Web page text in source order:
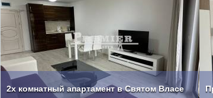
2х комнатный апартамент в Святом Власе